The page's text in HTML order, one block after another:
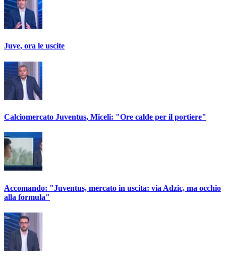
Juve, ora le uscite
Calciomercato Juventus, Miceli: "Ore calde per il portiere"
Accomando: "Juventus, mercato in uscita: via Adzic, ma occhio
alla formula"